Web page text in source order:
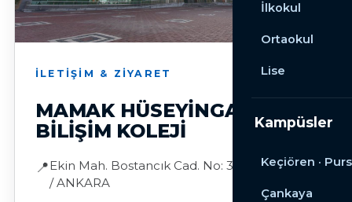
İlkokul
Ortaokul
Lise
Kampüsler
Keçiören ·
Çankaya
İLETIŞIM & ZIYARET
MAMAK HÜSEYINGAZI
BILIŞIM KOLEJI
📍Ekin Mah. Bostancık Cad. No: 322 — Mamak
/ ANKARA